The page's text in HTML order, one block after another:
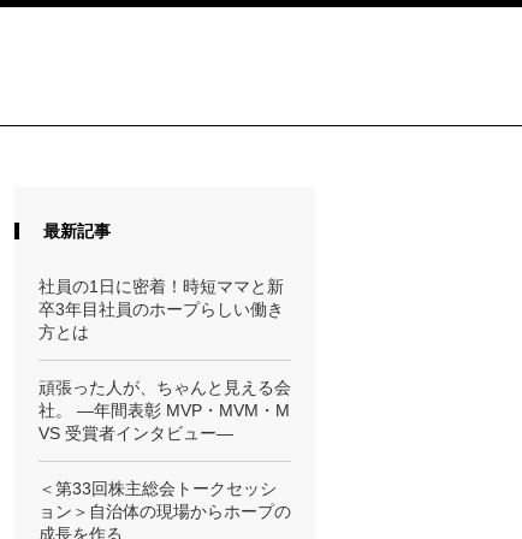
最新記事
社員の1日に密着！時短ママと新
卒3年目社員のホープらしい働き
方とは
頑張った人が、ちゃんと見える会
社。 ―年間表彰 MVP・MVM・M
VS 受賞者インタビュー―
＜第33回株主総会トークセッシ
ョン＞自治体の現場からホープの
成長を作る